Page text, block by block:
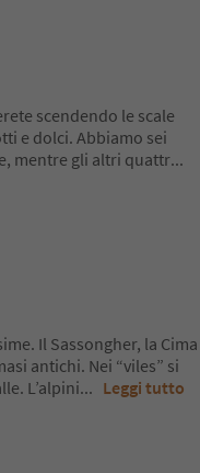
scendendo le scale
e dolci. Abbiamo sei
mentre gli altri quattr...
Il Sassongher, la Cima
antichi. Nei “viles” si
L’alpini... Leggi tutto